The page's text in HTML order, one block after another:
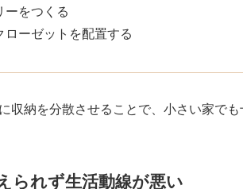
ーをつくる
ーゼットを配置する
収納を分散させることで、小さい家でも
られず生活動線が悪い